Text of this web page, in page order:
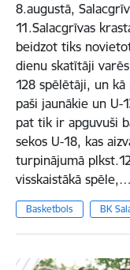
8.augustā,
11.Salacgrīvas
beidzot tiks
dienu skatītāji
128 spēlētāji, un
paši jaunākie un
pat tik ir apguvuši
sekos U-18, kas
turpinājumā
visskaistākā spēle,…
Basketbols BK